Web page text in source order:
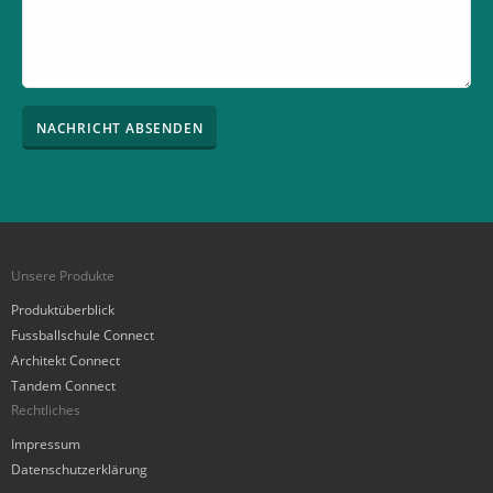
Unsere Produkte
Produktüberblick
Fussballschule Connect
Architekt Connect
Tandem Connect
Rechtliches
Impressum
Datenschutzerklärung